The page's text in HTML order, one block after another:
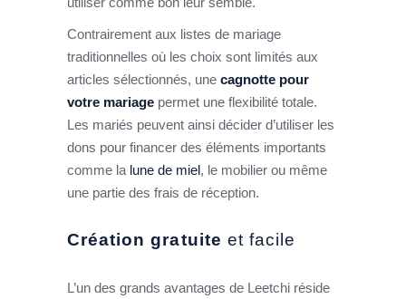
Contrairement aux listes de mariage
traditionnelles où les choix sont limités aux
articles sélectionnés, une cagnotte pour
votre mariage permet une flexibilité totale.
Les mariés peuvent ainsi décider d’utiliser les
dons pour financer des éléments importants
comme la lune de miel, le mobilier ou même
une partie des frais de réception.
Création gratuite et facile
L’un des grands avantages de Leetchi réside